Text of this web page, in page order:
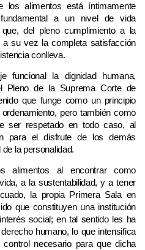
los alimentos está íntimamente
a un nivel de vida
del pleno cumplimiento a la
a su vez la completa satisfacción
conlleva.
funcional la dignidad humana,
Pleno de la Suprema Corte de
que funge como un principio
pero también como
ser respetado en todo caso, al
para el disfrute de los demás
la personalidad.
alimentos al encontrar como
a la sustentabilidad, y a tener
la propia Primera Sala en
que constituyen una institución
social; en tal sentido les ha
humano, lo que intensifica
necesario para que dicha